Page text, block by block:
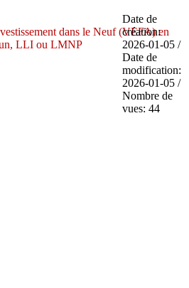
dans le Neuf (VEFA) en
LLI ou LMNP
Date de
création:
2026-01-05 /
Date de
modification:
2026-01-05 /
Nombre de
vues: 44